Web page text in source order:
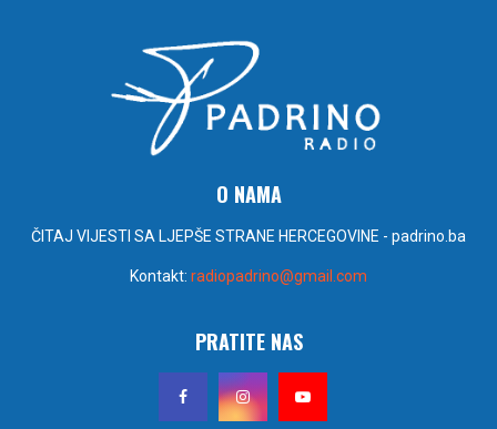
O NAMA
ČITAJ VIJESTI SA LJEPŠE STRANE HERCEGOVINE - padrino.ba
Kontakt: radiopadrino@gmail.com
PRATITE NAS